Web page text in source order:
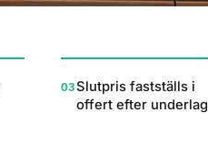
03Slutpris fastställs i
offert efter underlag